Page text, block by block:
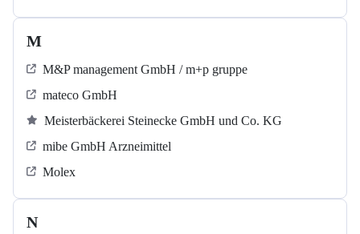
M
M&P management GmbH / m+p gruppe
mateco GmbH
Meisterbäckerei Steinecke GmbH und Co. KG
mibe GmbH Arzneimittel
Molex
N